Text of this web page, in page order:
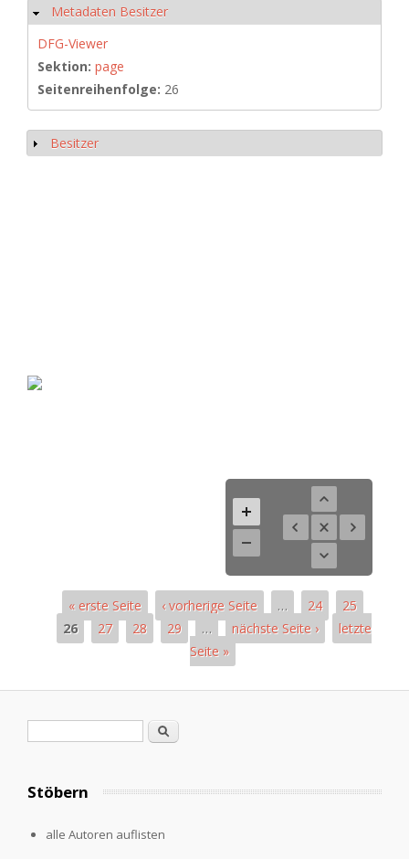
Hide
Metadaten Besitzer
DFG-Viewer
Sektion: page
Seitenreihenfolge: 26
Show
Besitzer
« erste Seite ‹ vorherige Seite … 24
25
26
27 28 29 … nächste Seite ›
letzte
Seite »
Search
Stöbern
alle Autoren auflisten